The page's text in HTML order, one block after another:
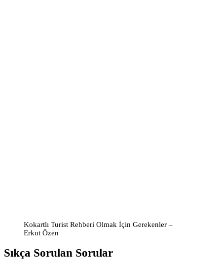
Kokartlı Turist Rehberi Olmak İçin Gerekenler –
Erkut Özen
Sıkça Sorulan Sorular